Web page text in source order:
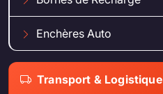
Enchères Auto
Transport & Logistique